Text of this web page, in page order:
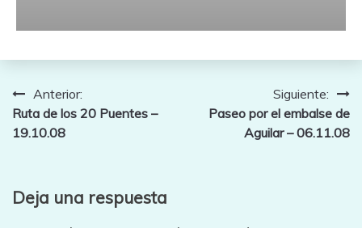
Navegación
de
Anterior:
Ruta de los 20 Puentes –
19.10.08
Siguiente:
Paseo por el embalse de
Aguilar – 06.11.08
Deja una respuesta